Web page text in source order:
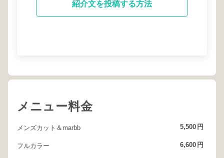
紹介文を投稿する方法
メニュー料金
メンズカット＆marbb 5,500 円
フルカラー 6,600 円